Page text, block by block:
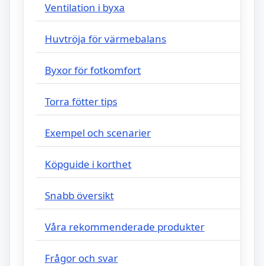
Ventilation i byxa
Huvtröja för värmebalans
Byxor för fotkomfort
Torra fötter tips
Exempel och scenarier
Köpguide i korthet
Snabb översikt
Våra rekommenderade produkter
Frågor och svar